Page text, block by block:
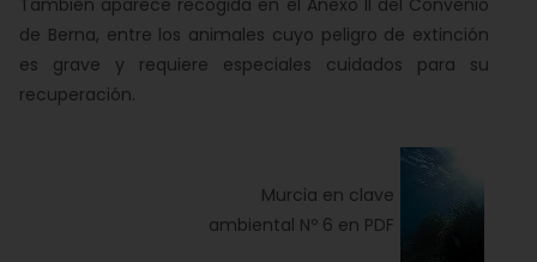
de Berna, entre los animales cuyo peligro de extinción
es grave y requiere especiales cuidados para su
recuperación.
Murcia en clave
ambiental Nº 6 en PDF